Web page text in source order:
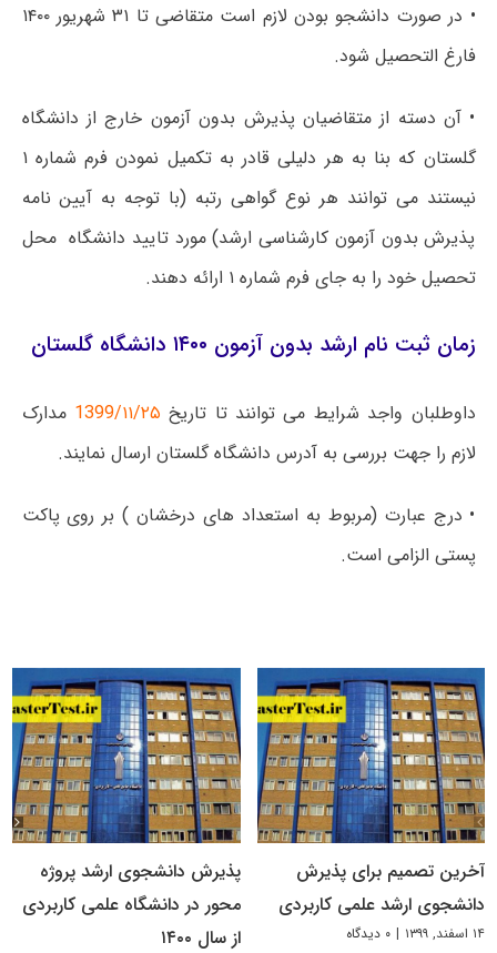
• در صورت دانشجو بودن لازم است متقاضی تا ۳۱ شهریور ۱۴۰۰
فارغ التحصیل شود.
• آن دسته از متقاضیان پذیرش بدون آزمون خارج از دانشگاه
گلستان که بنا به هر دلیلی قادر به تکمیل نمودن فرم شماره ۱
نیستند می توانند هر نوع گواهی رتبه (با توجه به آیین نامه
پذیرش بدون آزمون کارشناسی ارشد) مورد تایید دانشگاه محل
تحصیل خود را به جای فرم شماره ۱ ارائه دهند.
زمان ثبت نام ارشد بدون آزمون ۱۴۰۰ دانشگاه گلستان
داوطلبان واجد شرایط می توانند تا تاریخ1399/۱۱/۲۵
مدارک
لازم را جهت بررسی به آدرس دانشگاه گلستان ارسال نمایند.
• درج عبارت (مربوط به استعداد های درخشان ) بر روی پاکت
پستی الزامی است.
آخرین تصمیم برای پذیرش
دانشجوی ارشد علمی کاربردی
۱۴ اسفند, ۱۳۹۹ | ۰ دیدگاه
پذیرش دانشجوی ارشد پروژه
محور در دانشگاه علمی کاربردی
از سال ۱۴۰۰